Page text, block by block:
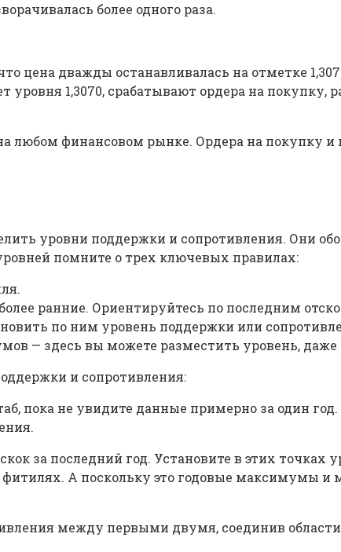
более одного раза.
цена дважды останавливалась на отметке
уровня 1,3070, срабатывают ордера на покупку,
любом финансовом рынке. Ордера на покупку
уровни поддержки и сопротивления. Они
помните о трех ключевых правилах:
ранние. Ориентируйтесь по последним
по ним уровень поддержки или
— здесь вы можете разместить уровень, даже
и сопротивления:
пока не увидите данные примерно за один
за последний год. Установите в этих точках
А поскольку это годовые максимумы
между первыми двумя, соединив